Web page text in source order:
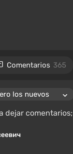
Comentarios 365
dejar comentarios;